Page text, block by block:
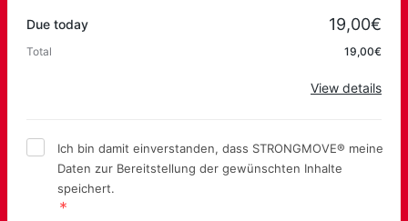
Due today 19,00€
Total 19,00€
View details
Ich bin damit einverstanden, dass STRONGMOVE® meine
Daten zur Bereitstellung der gewünschten Inhalte
speichert.